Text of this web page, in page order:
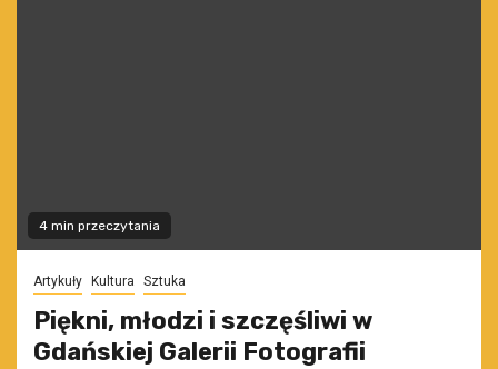
4 min przeczytania
Artykuły Kultura Sztuka
Piękni, młodzi i szczęśliwi w
Gdańskiej Galerii Fotografii